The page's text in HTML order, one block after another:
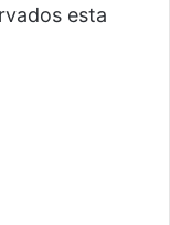
esta